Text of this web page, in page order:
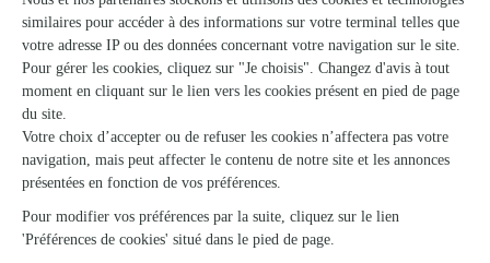
Un magnifique bouquet comme sur la…
Un magnifique bouquet comme sur la photo. Par contre
déçue du nounours a 15 euros, très très petit et pas joli.
23/03/2026
★ ★ ★ ★ ★
Un service qui s’adapte
Un service rapide, fiable et de qualité